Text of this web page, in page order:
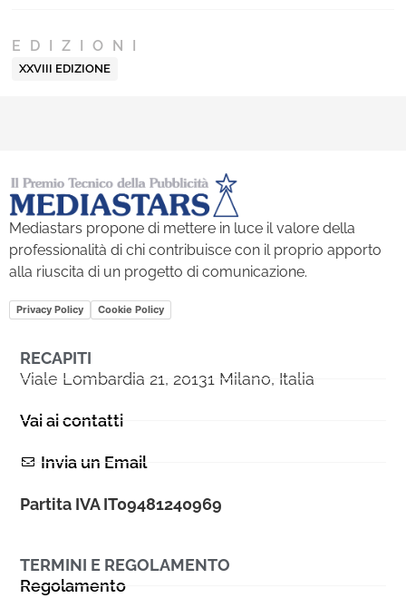
EDIZIONI
XXVIII EDIZIONE
Mediastars propone di mettere in luce il valore della
professionalità di chi contribuisce con il proprio apporto
alla riuscita di un progetto di comunicazione.
Privacy Policy Cookie Policy
RECAPITI
Viale Lombardia 21, 20131 Milano, Italia
Vai ai contatti
Invia un Email
Partita IVA IT09481240969
TERMINI E REGOLAMENTO
Regolamento